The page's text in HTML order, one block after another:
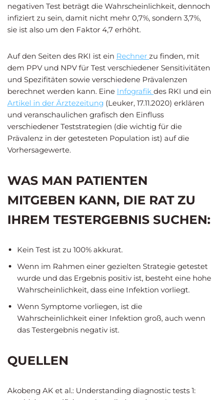
negativen Test beträgt die Wahrscheinlichkeit, dennoch
infiziert zu sein, damit nicht mehr 0,7%, sondern 3,7%,
sie ist also um den Faktor 4,7 erhöht.
Auf den Seiten des RKI ist ein Rechner zu finden, mit
dem PPV und NPV für Test verschiedener Sensitivitäten
und Spezifitäten sowie verschiedene Prävalenzen
berechnet werden kann. Eine Infografik des RKI und ein
Artikel in der Ärztezeitung (Leuker, 17.11.2020) erklären
und veranschaulichen grafisch den Einfluss
verschiedener Teststrategien (die wichtig für die
Prävalenz in der getesteten Population ist) auf die
Vorhersagewerte.
WAS MAN PATIENTEN
MITGEBEN KANN, DIE RAT ZU
IHREM TESTERGEBNIS SUCHEN:
Kein Test ist zu 100% akkurat.
Wenn im Rahmen einer gezielten Strategie getestet
wurde und das Ergebnis positiv ist, besteht eine hohe
Wahrscheinlichkeit, dass eine Infektion vorliegt.
Wenn Symptome vorliegen, ist die
Wahrscheinlichkeit einer Infektion groß, auch wenn
das Testergebnis negativ ist.
QUELLEN
Akobeng AK et al.: Understanding diagnostic tests 1: